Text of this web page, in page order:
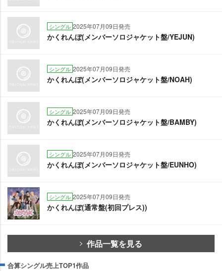
シングル 2025年07月09日発売
かくれんぼ(メンバーソロジャケット盤/YEJUN)
シングル 2025年07月09日発売
かくれんぼ(メンバーソロジャケット盤/NOAH)
シングル 2025年07月09日発売
かくれんぼ(メンバーソロジャケット盤/BAMBY)
シングル 2025年07月09日発売
かくれんぼ(メンバーソロジャケット盤/EUNHO)
シングル 2025年07月09日発売
かくれんぼ(通常盤(初回プレス))
作品一覧を見る
合算シングル売上TOP1作品